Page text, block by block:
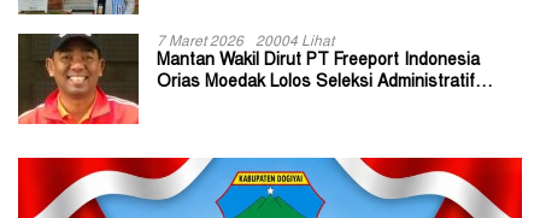
7 Maret 2026 20004 Lihat
Mantan Wakil Dirut PT Freeport Indonesia
Orias Moedak Lolos Seleksi Administratif